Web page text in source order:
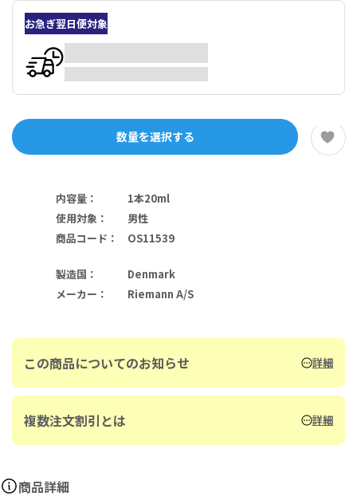
お急ぎ翌日便対象
数量を選択する
内容量 ：
1本20ml
使用対象 ：
男性
商品コード ： OS11539
製造国 ：
Denmark
メーカー ： Riemann A/S
この商品についてのお知らせ 詳細
複数注文割引とは 詳細
商品詳細